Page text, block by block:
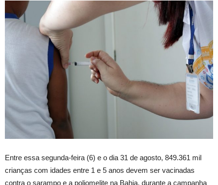
Entre essa segunda-feira (6) e o dia 31 de agosto, 849.361 mil
crianças com idades entre 1 e 5 anos devem ser vacinadas
contra o sarampo e a poliomelite na Bahia, durante a campanha